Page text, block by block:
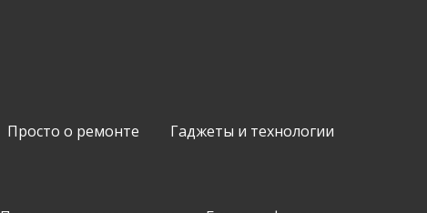
Просто о ремонте Гаджеты и технологии